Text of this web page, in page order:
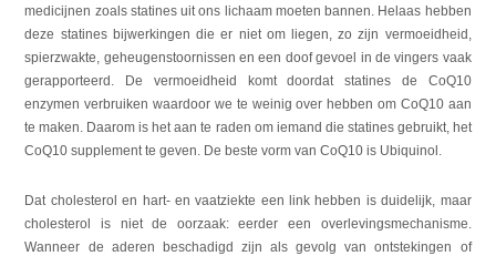
medicijnen zoals statines uit ons lichaam moeten bannen. Helaas hebben
deze statines bijwerkingen die er niet om liegen, zo zijn vermoeidheid,
spierzwakte, geheugenstoornissen en een doof gevoel in de vingers vaak
gerapporteerd. De vermoeidheid komt doordat statines de CoQ10
enzymen verbruiken waardoor we te weinig over hebben om CoQ10 aan
te maken. Daarom is het aan te raden om iemand die statines gebruikt, het
CoQ10 supplement te geven. De beste vorm van CoQ10 is Ubiquinol.
Dat cholesterol en hart- en vaatziekte een link hebben is duidelijk, maar
cholesterol is niet de oorzaak: eerder een overlevingsmechanisme.
Wanneer de aderen beschadigd zijn als gevolg van ontstekingen of